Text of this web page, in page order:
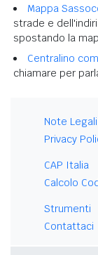
Mappa
strade e
spostando la
Centralino
chiamare per
Note Legali
Privacy
CAP Italia
Calcolo
Strumenti
Contattaci